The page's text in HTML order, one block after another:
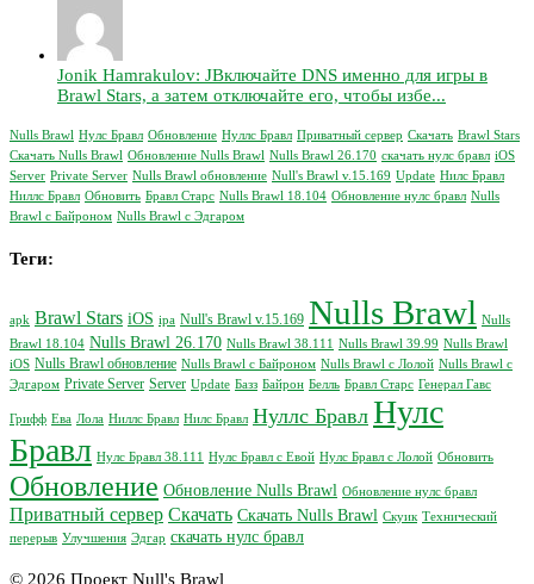
Jonik Hamrakulov: JВключайте DNS именно для игры в
Brawl Stars, а затем отключайте его, чтобы избе...
Nulls Brawl Нулс Бравл Обновление Нуллс Бравл Приватный сервер Скачать Brawl Stars
Скачать Nulls Brawl Обновление Nulls Brawl Nulls Brawl 26.170 скачать нулс бравл iOS
Server Private Server Nulls Brawl обновление Null's Brawl v.15.169 Update Нилс Бравл
Ниллс Бравл Обновить Бравл Старс Nulls Brawl 18.104 Обновление нулс бравл Nulls
Brawl с Байроном Nulls Brawl с Эдгаром
Теги:
apk Brawl Stars iOS ipa Null's Brawl v.15.169 Nulls Brawl Nulls
Brawl 18.104 Nulls Brawl 26.170 Nulls Brawl 38.111 Nulls Brawl 39.99 Nulls Brawl
iOS Nulls Brawl обновление Nulls Brawl с Байроном Nulls Brawl с Лолой Nulls Brawl с
Эдгаром Private Server Server Update Базз Байрон Белль Бравл Старс Генерал Гавс
Грифф Ева Лола Ниллс Бравл Нилс Бравл Нуллс Бравл Нулс
Бравл Нулс Бравл 38.111 Нулс Бравл с Евой Нулс Бравл с Лолой Обновить
Обновление Обновление Nulls Brawl Обновление нулс бравл
Приватный сервер Скачать Скачать Nulls Brawl Скуик Технический
перерыв Улучшения Эдгар скачать нулс бравл
© 2026 Проект Null's Brawl